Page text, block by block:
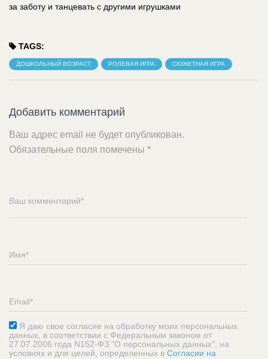
за заботу и танцевать с другими игрушками
TAGS:
ДОШКОЛЬНЫЙ ВОЗРАСТ РОЛЕВАЯ ИГРА СЮЖЕТНАЯ ИГРА
Добавить комментарий
Ваш адрес email не будет опубликован.
Обязательные поля помечены *
Я даю свое согласие на обработку моих персональных
данных, в соответствии с Федеральным законом от
27.07.2006 года N152-ФЗ "О персональных данных", на
условиях и для целей, определенных в Согласии на